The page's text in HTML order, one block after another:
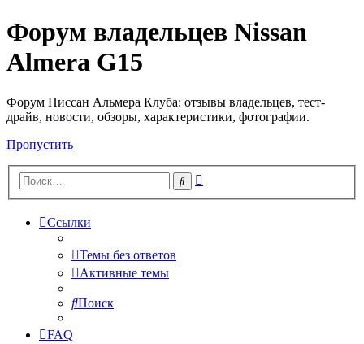
Форум владельцев Nissan
Almera G15
Форум Ниссан Альмера Клуба: отзывы владельцев, тест-
драйв, новости, обзоры, характеристики, фотографии.
Пропустить
Поиск
Ссылки
Темы без ответов
Активные темы
Поиск
FAQ